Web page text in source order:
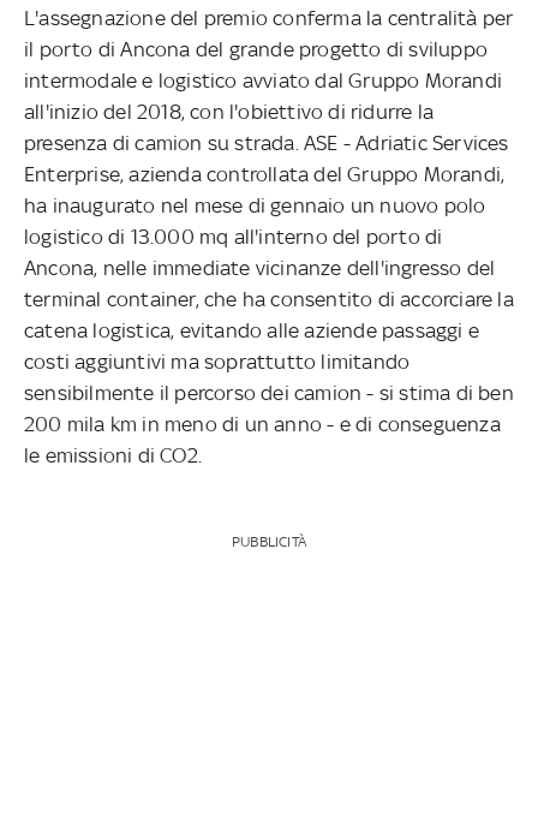
L'assegnazione del premio conferma la centralità per
il porto di Ancona del grande progetto di sviluppo
intermodale e logistico avviato dal Gruppo Morandi
all'inizio del 2018, con l'obiettivo di ridurre la
presenza di camion su strada. ASE - Adriatic Services
Enterprise, azienda controllata del Gruppo Morandi,
ha inaugurato nel mese di gennaio un nuovo polo
logistico di 13.000 mq all'interno del porto di
Ancona, nelle immediate vicinanze dell'ingresso del
terminal container, che ha consentito di accorciare la
catena logistica, evitando alle aziende passaggi e
costi aggiuntivi ma soprattutto limitando
sensibilmente il percorso dei camion - si stima di ben
200 mila km in meno di un anno - e di conseguenza
le emissioni di CO2.
PUBBLICITÀ